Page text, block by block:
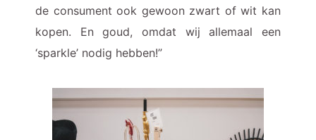
de consument ook gewoon zwart of wit kan
kopen. En goud, omdat wij allemaal een
‘sparkle’ nodig hebben!”